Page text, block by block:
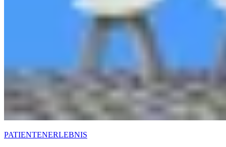
PATIENTENERLEBNIS